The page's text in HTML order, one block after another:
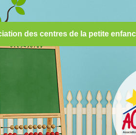
des centres de la petite